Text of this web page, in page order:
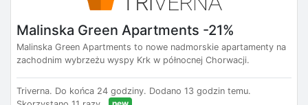
Malinska Green Apartments -21%
Malinska Green Apartments to nowe nadmorskie apartamenty na
zachodnim wybrzeżu wyspy Krk w północnej Chorwacji.
Triverna. Do końca 24 godziny. Dodano 13 godzin temu.